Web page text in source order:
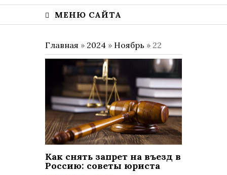
МЕНЮ САЙТА
Главная » 2024 » Ноябрь » 22
Как снять запрет на въезд в
Россию: советы юриста